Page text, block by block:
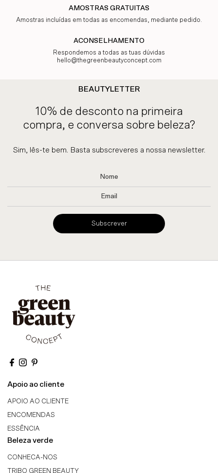
AMOSTRAS GRATUITAS
Amostras incluídas em todas as encomendas, mediante pedido.
ACONSELHAMENTO
Respondemos a todas as tuas dúvidas
hello@thegreenbeautyconcept.com
BEAUTYLETTER
10% de desconto na primeira
compra, e conversa sobre beleza?
Sim, lês-te bem. Basta subscreveres a nossa newsletter.
Subscrever
Apoio ao cliente
APOIO AO CLIENTE
ENCOMENDAS
ESSÊNCIA
Beleza verde
CONHECA-NOS
TRIBO GREEN BEAUTY